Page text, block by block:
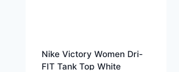
Nike Victory Women Dri-
FIT Tank Top White